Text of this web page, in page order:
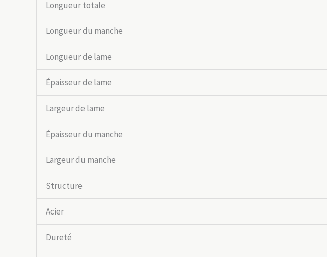
Longueur totale
Longueur du manche
Longueur de lame
Épaisseur de lame
Largeur de lame
Épaisseur du manche
Largeur du manche
Structure
Acier
Dureté